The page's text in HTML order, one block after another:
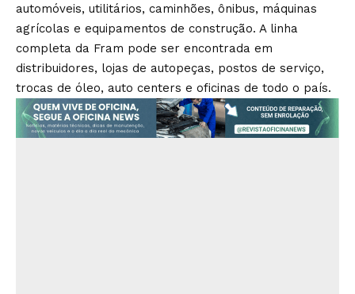
automóveis, utilitários, caminhões, ônibus, máquinas
agrícolas e equipamentos de construção. A linha
completa da Fram pode ser encontrada em
distribuidores, lojas de autopeças, postos de serviço,
trocas de óleo, auto centers e oficinas de todo o país.